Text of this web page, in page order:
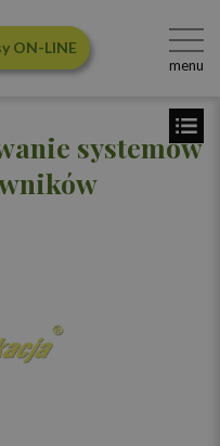
ON-LINE
menu
systemów